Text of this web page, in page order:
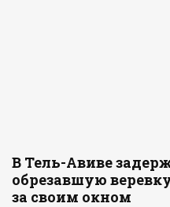
В Тель-Авиве
обрезавшую
за своим окном